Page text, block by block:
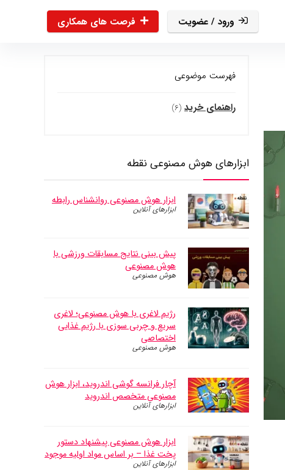
ورود / عضویت فرصت های همکاری
فهرست موضوعی
راهنمای خرید (۶)
ابزارهای هوش مصنوعی نقطه
ابزار هوش مصنوعی روانشناس رابطه
ابزارهای آنلاین
پیش بینی نتایج مسابقات ورزشی با
هوش مصنوعی
هوش مصنوعی
رژیم لاغری با هوش مصنوعی؛ لاغری
سریع و چربی سوزی با رژیم غذایی
اختصاصی
هوش مصنوعی
آچار فرانسه گوشی اندروید، ابزار هوش
مصنوعی متخصص اندروید
ابزارهای آنلاین
ابزار هوش مصنوعی پیشنهاد دستور
پخت غذا – بر اساس مواد اولیه موجود
ابزارهای آنلاین